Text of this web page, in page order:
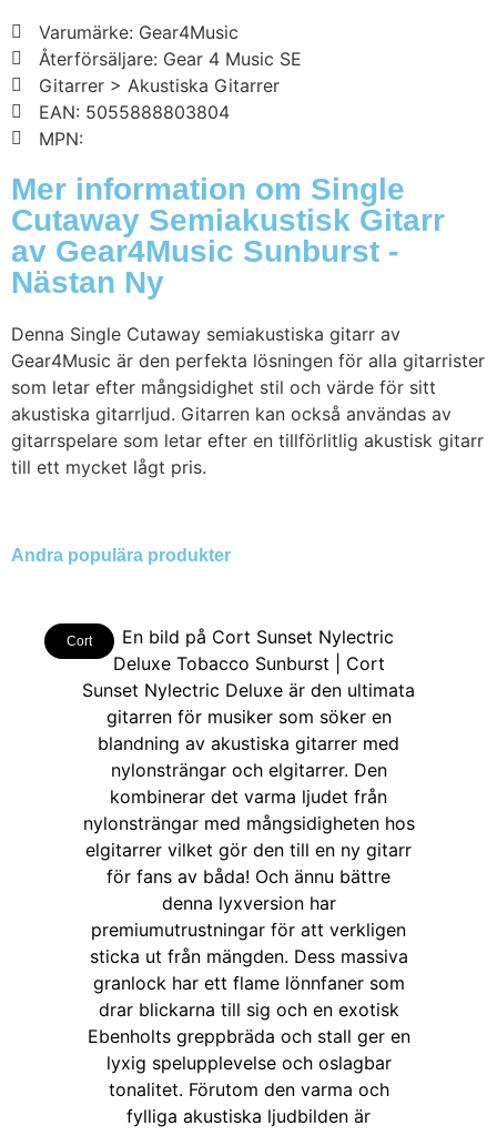
Varumärke: Gear4Music
Återförsäljare: Gear 4 Music SE
Gitarrer > Akustiska Gitarrer
EAN: 5055888803804
MPN:
Mer information om Single
Cutaway Semiakustisk Gitarr
av Gear4Music Sunburst -
Nästan Ny
Denna Single Cutaway semiakustiska gitarr av
Gear4Music är den perfekta lösningen för alla gitarrister
som letar efter mångsidighet stil och värde för sitt
akustiska gitarrljud. Gitarren kan också användas av
gitarrspelare som letar efter en tillförlitlig akustisk gitarr
till ett mycket lågt pris.
Andra populära produkter
Cort